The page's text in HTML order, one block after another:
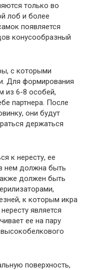
только во
лоб и более
появляется
конусообразный
с которыми
Для формирования
из 6-8 особей,
партнера. После
они будут
держаться
к нересту, ее
нем должна быть
должен быть
к которым икра
является
ее на пару
поверхность,